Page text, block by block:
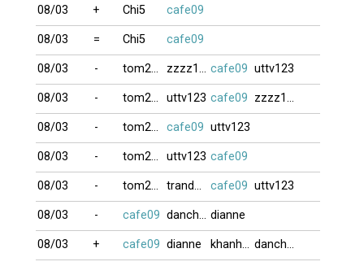
08/03 + Chi5 cafe09
08/03 = Chi5 cafe09
08/03 - tom207 zzzz19991 cafe09 uttv123
08/03 - tom207 uttv123 cafe09 zzzz19991
08/03 - tom207 cafe09 uttv123
08/03 - tom207 uttv123 cafe09
08/03 - tom207 tranducanh cafe09 uttv123
08/03 - cafe09 danchoi dianne
08/03 + cafe09 dianne khanhdalat danchoi